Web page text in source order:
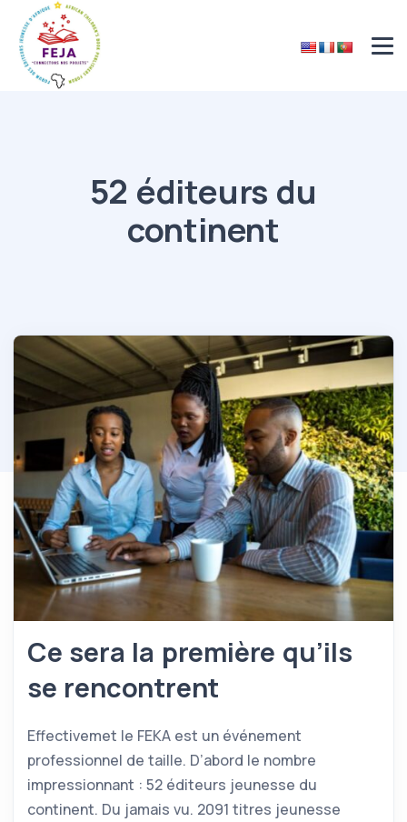
52 éditeurs du
continent
Ce sera la première qu’ils
se rencontrent
Effectivemet le FEKA est un événement
professionnel de taille. D’abord le nombre
impressionnant : 52 éditeurs jeunesse du
continent. Du jamais vu. 2091 titres jeunesse